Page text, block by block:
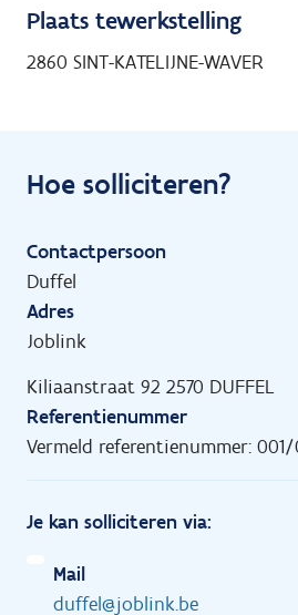
Plaats tewerkstelling
2860 SINT-KATELIJNE-WAVER
Hoe solliciteren?
Contactpersoon
Duffel
Adres
Joblink
Kiliaanstraat 92 2570 DUFFEL
Referentienummer
Vermeld referentienummer: 001/
Je kan solliciteren via:
Mail
duffel@joblink.be